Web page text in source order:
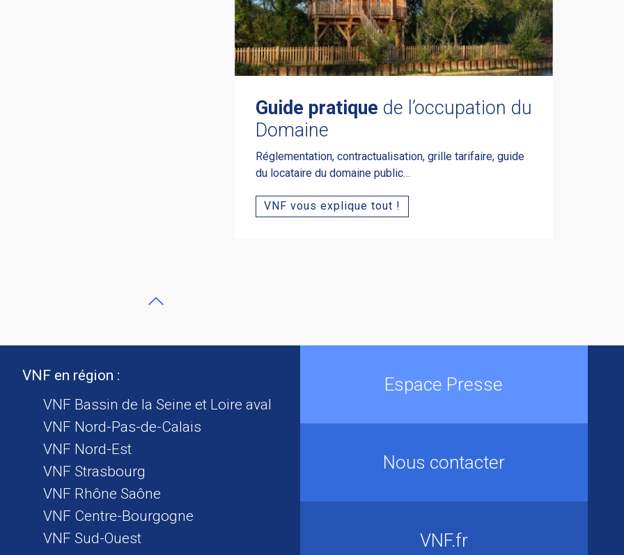
Guide pratique de l’occupation du
Domaine
Réglementation, contractualisation, grille tarifaire, guide
du locataire du domaine public…
VNF vous explique tout !
VNF en région :
VNF Bassin de la Seine et Loire aval
VNF Nord-Pas-de-Calais
VNF Nord-Est
VNF Strasbourg
VNF Rhône Saône
VNF Centre-Bourgogne
VNF Sud-Ouest
Espace Presse
Nous contacter
VNF.fr